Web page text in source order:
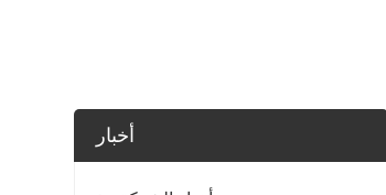
أخبار